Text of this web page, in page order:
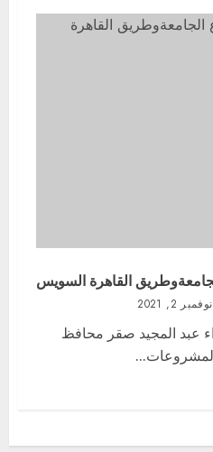
القاهرة السويس
نوفمبر 2, 2021
عبد المجيد صقر محافظ